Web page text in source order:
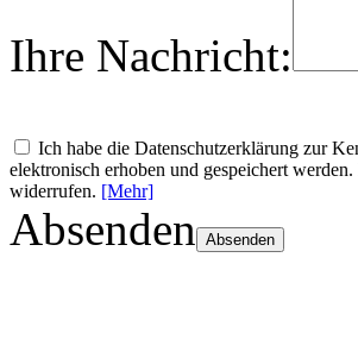
Ihre Nachricht:
Ich habe die Datenschutzerklärung zur
elektronisch erhoben und gespeichert
widerrufen. [Mehr]
Absenden Absenden